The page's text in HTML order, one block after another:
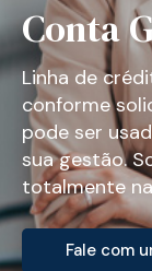
Conta
Linha de
conforme
pode ser
sua gestão.
totalmente
Fale com